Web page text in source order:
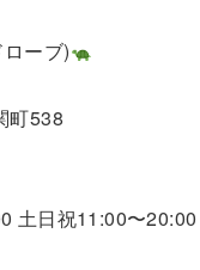
ーブ)
町538
土日祝11:00〜